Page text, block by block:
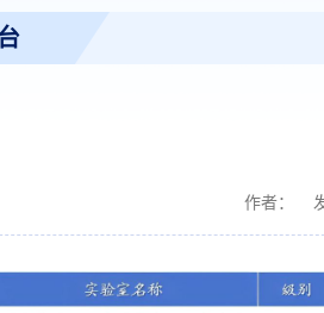
作者： 发